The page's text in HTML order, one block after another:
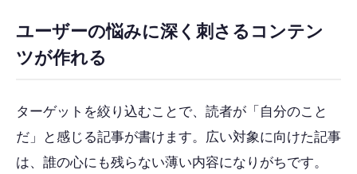
ユーザーの悩みに深く刺さるコンテン
ツが作れる
ターゲットを絞り込むことで、読者が「自分のこと
だ」と感じる記事が書けます。広い対象に向けた記事
は、誰の心にも残らない薄い内容になりがちです。